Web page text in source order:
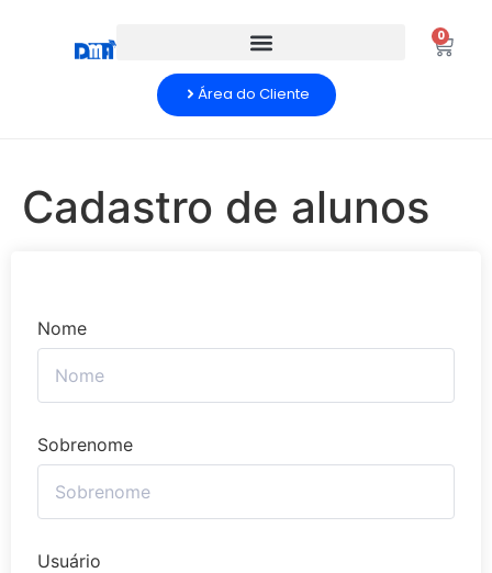
0
Área do Cliente
Cadastro de alunos
Nome
Sobrenome
Usuário